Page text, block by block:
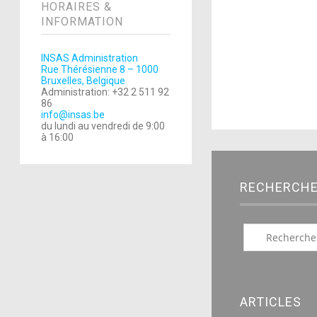
HORAIRES &
INFORMATION
INSAS Administration
Rue Thérésienne 8 – 1000
Bruxelles, Belgique
Administration: +32 2 511 92
86
info@insas.be
du lundi au vendredi de 9:00
à 16:00
RECHERCHE
ARTICLES